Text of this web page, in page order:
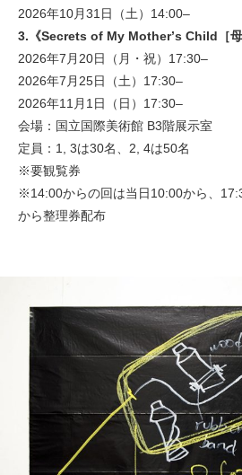
2026年10月31日（土）14:00–
3.《Secrets of My Motherʼs Child［母
2026年7月20日（月・祝）17:30–
2026年7月25日（土）17:30–
2026年11月1日（日）17:30–
会場：国立国際美術館 B3階展示室
定員：1, 3は30名、2, 4は50名
※要観覧券
※14:00からの回は当日10:00から、
から整理券配布